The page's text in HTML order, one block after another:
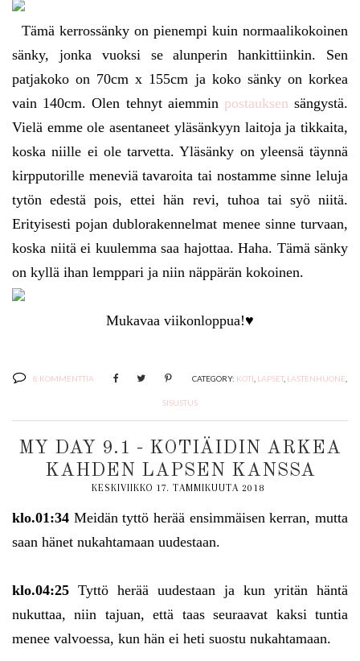
Tämä kerrossänky on pienempi kuin normaalikokoinen
sänky, jonka vuoksi se alunperin hankittiinkin. Sen
patjakoko on 70cm x 155cm ja koko sänky on korkea
vain 140cm. Olen tehnyt aiemmin postauksen sängystä.
Vielä emme ole asentaneet yläsänkyyn laitoja ja tikkaita,
koska niille ei ole tarvetta. Yläsänky on yleensä täynnä
kirpputorille meneviä tavaroita tai nostamme sinne leluja
tytön edestä pois, ettei hän revi, tuhoa tai syö niitä.
Erityisesti pojan dublorakennelmat menee sinne turvaan,
koska niitä ei kuulemma saa hajottaa. Haha. Tämä sänky
on kyllä ihan lemppari ja niin näppärän kokoinen.
Mukavaa viikonloppua!♥
8 KOMMENTTIA CATEGORY: KOTI LAPSET, LASTENHUONE
SISUSTUS
MY DAY 9.1 - KOTIÄIDIN ARKEA
KAHDEN LAPSEN KANSSA
KESKIVIIKKO 17. TAMMIKUUTA 2018
klo.01:34 Meidän tyttö herää ensimmäisen kerran, mutta
saan hänet nukahtamaan uudestaan.
klo.04:25 Tyttö herää uudestaan ja kun yritän häntä
nukuttaa, niin tajuan, että taas seuraavat kaksi tuntia
menee valvoessa, kun hän ei heti suostu nukahtamaan.